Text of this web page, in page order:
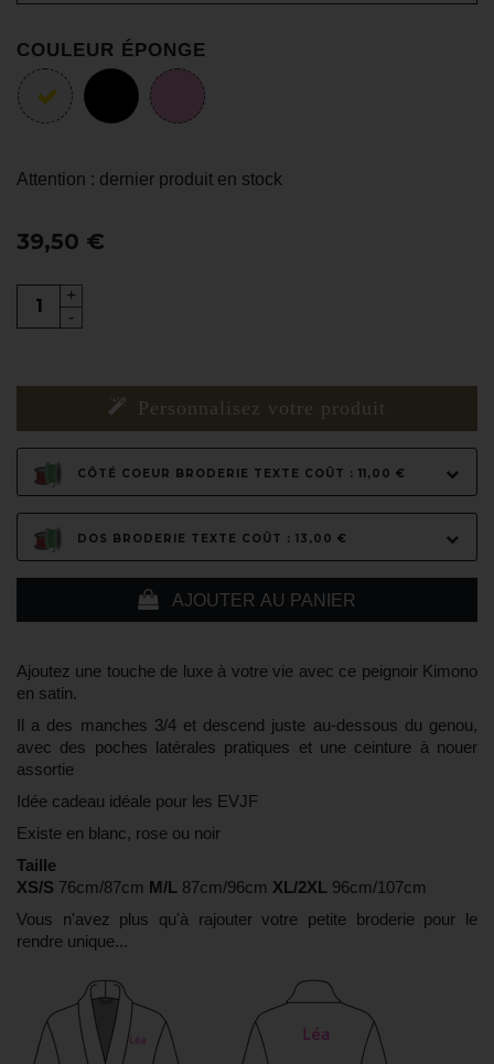
(4 avis)
Ajoutez une touche de luxe à votre vie avec ce peignoir Kimono
en satin.
Il a des manches 3/4 et descend juste au-dessous du genou,
avec des poches latérales pratiques et une ceinture à nouer
assortie
Idée cadeau idéale pour les EVJF
Existe en blanc, rose ou noir
Taille
XS/S 76cm/87cm M/L 87cm/96cm XL/2XL 96cm/107cm
Vous n'avez plus qu'à rajouter votre petite broderie pour le
rendre unique...
Personnalisez votre produit
CÔTÉ COEUR BRODERIE TEXTE COÛT : 11,00 €
DOS BRODERIE TEXTE COÛT : 13,00 €
AJOUTER AU PANIER
39,50 €
COULEUR ÉPONGE
Attention : dernier produit en stock
-
+